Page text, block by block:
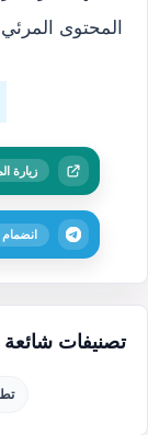
تصنيفات شائعة
المحتوى
زيارة
انضمام